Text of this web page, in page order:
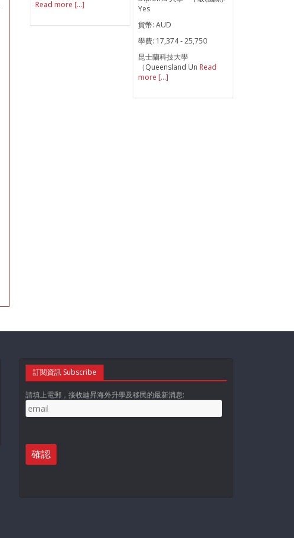
Read more [...]
Yes
貨幣:AUD
學費: 17,374 - 25,750
昆士蘭科技大學
（Queensland Un Read
more [...]
訂閱資訊 Subscribe
請填上電郵，接收廸昇海外升學及移民的最新消息: